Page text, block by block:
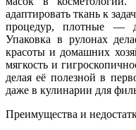
адаптировать ткань к
процедур, плотные —
Упаковка в рулонах
красоты и домашних
мягкость и
делая её полезной в
даже в кулинарии для
Преимущества и